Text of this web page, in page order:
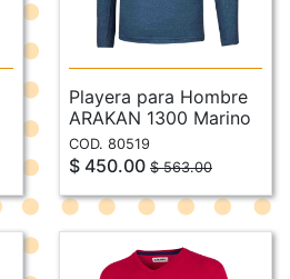
Playera para Hombre
ARAKAN 1300 Marino
COD. 80519
$ 450.00 $ 563.00